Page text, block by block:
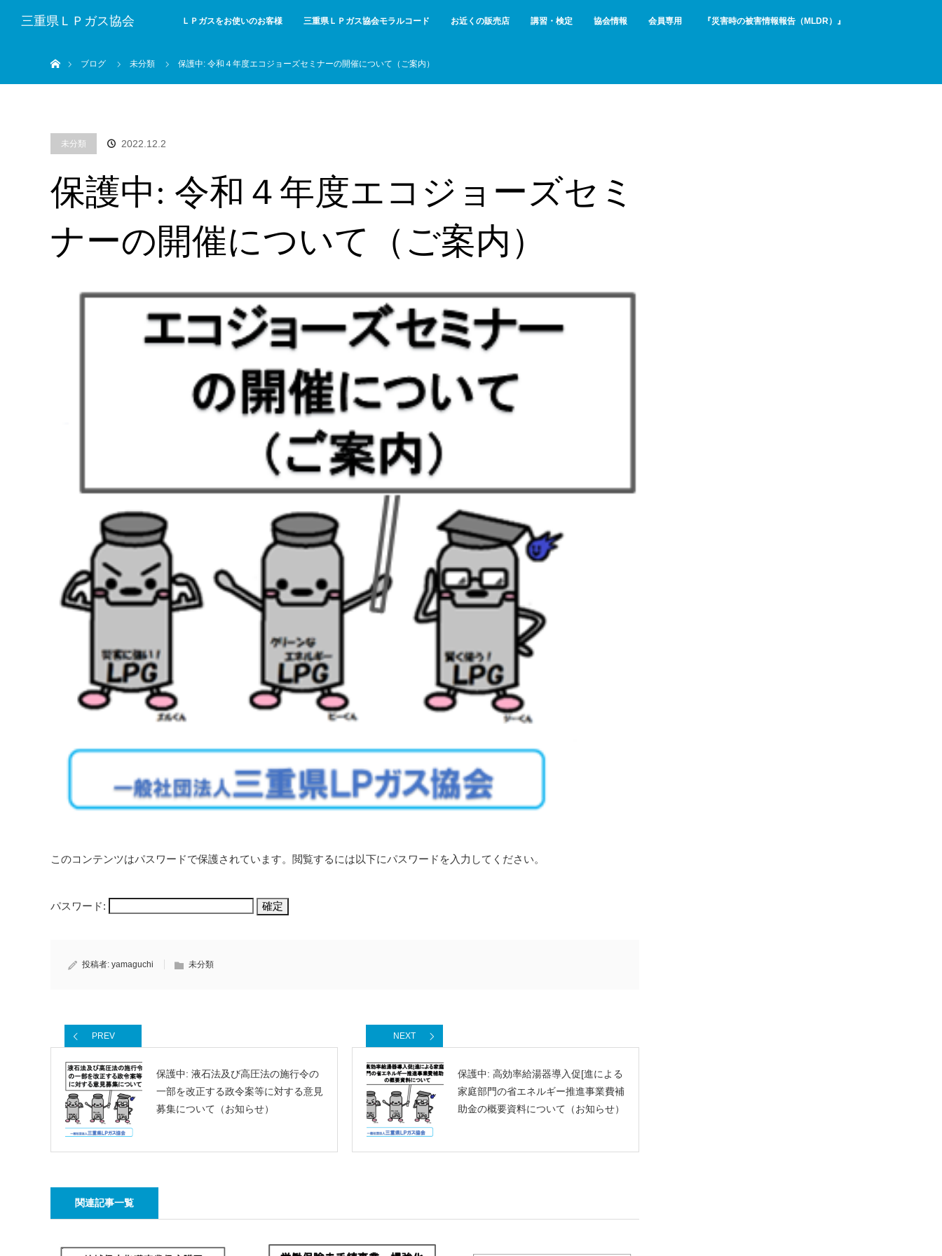
三重県ＬＰガス協会 ＬＰガスをお使いのお客様 三重県ＬＰガス協会モラルコード お近くの販売店 講習・検定 協会情報 会員専用 『災害時の被害情報報告（MLDR）』
ブログ
未分類 保護中: 令和４年度エコジョーズセミナーの開催について（ご案内）
未分類 2022.12.2
保護中: 令和４年度エコジョーズセミ
ナーの開催について（ご案内）
このコンテンツはパスワードで保護されています。閲覧するには以下にパスワードを入力してください。
パスワード:
投稿者: yamaguchi 未分類
PREV
保護中: 液石法及び高圧法の施行令の
一部を改正する政令案等に対する意見
募集について（お知らせ）
NEXT
保護中: 高効率給湯器導入促[進による
家庭部門の省エネルギー推進事業費補
助金の概要資料について（お知らせ）
関連記事一覧